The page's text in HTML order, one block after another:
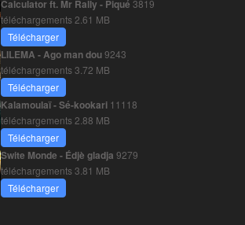
Calculator ft. Mr Rally - Piqué 3819
téléchargements 2.61 MB
Télécharger
LILEMA - Ago man dou9243
téléchargements3.72 MB
Télécharger
Kalamoulaï - Sé-kookari 11118
téléchargements 2.88 MB
Télécharger
Swite Monde - Édjè gladja 9279
téléchargements3.81 MB
Télécharger